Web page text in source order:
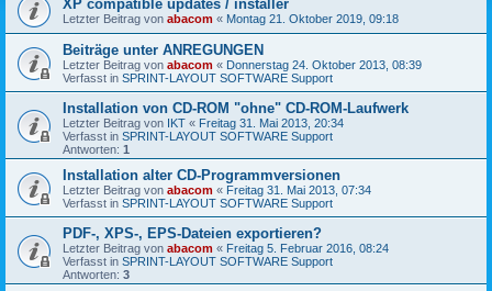
XP compatible updates / installer
Letzter Beitrag von abacom « Montag 21. Oktober 2019, 09:18
Beiträge unter ANREGUNGEN
Letzter Beitrag von abacom « Donnerstag 24. Oktober 2013, 08:39
Verfasst in SPRINT-LAYOUT SOFTWARE Support
Installation von CD-ROM "ohne" CD-ROM-Laufwerk
Letzter Beitrag von IKT « Freitag 31. Mai 2013, 20:34
Verfasst in SPRINT-LAYOUT SOFTWARE Support
Antworten: 1
Installation alter CD-Programmversionen
Letzter Beitrag von abacom « Freitag 31. Mai 2013, 07:34
Verfasst in SPRINT-LAYOUT SOFTWARE Support
PDF-, XPS-, EPS-Dateien exportieren?
Letzter Beitrag von abacom « Freitag 5. Februar 2016, 08:24
Verfasst in SPRINT-LAYOUT SOFTWARE Support
Antworten: 3